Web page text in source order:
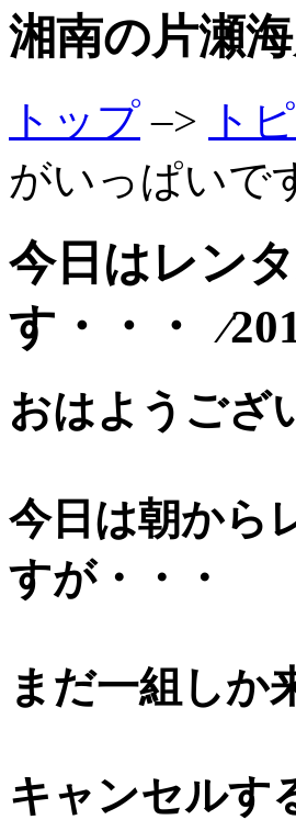
湘南の片瀬
トップ –> ト
がいっぱいで
今日はレン
す・・・
おはようござ
今日は朝から
すが・・・
まだ一組しか
キャンセルす